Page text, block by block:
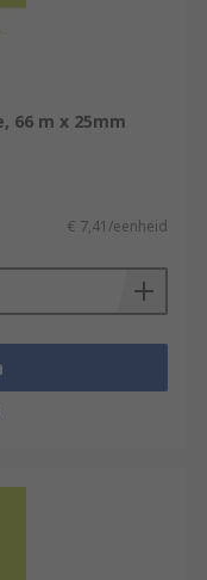
66 m x 25mm
€ 7,41/eenheid